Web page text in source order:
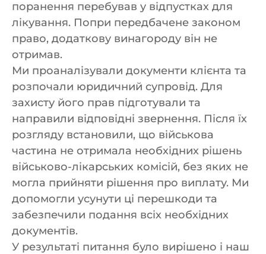
поранення перебував у відпустках для
лікування. Попри передбачене законом
право, додаткову винагороду він не
отримав.
Ми проаналізували документи клієнта та
розпочали юридичний супровід. Для
захисту його прав підготували та
направили відповідні звернення. Після їх
розгляду встановили, що військова
частина не отримала необхідних рішень
військово-лікарських комісій, без яких не
могла прийняти рішення про виплату. Ми
допомогли усунути ці перешкоди та
забезпечили подання всіх необхідних
документів.
У результаті питання було вирішено і наш